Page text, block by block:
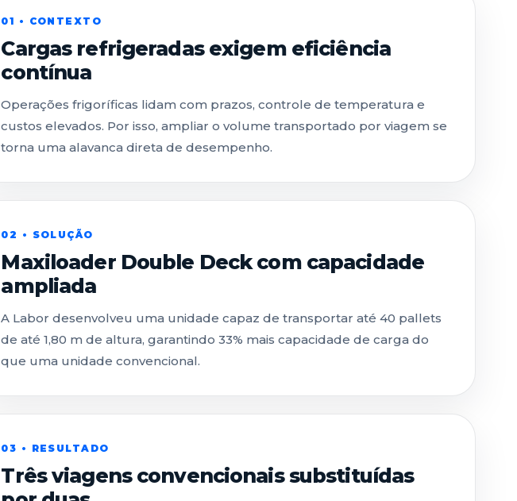
01 • CONTEXTO
Cargas refrigeradas exigem eficiência
contínua
Operações frigoríficas lidam com prazos, controle de temperatura e
custos elevados. Por isso, ampliar o volume transportado por viagem se
torna uma alavanca direta de desempenho.
02 • SOLUÇÃO
Maxiloader Double Deck com capacidade
ampliada
A Labor desenvolveu uma unidade capaz de transportar até 40 pallets
de até 1,80 m de altura, garantindo 33% mais capacidade de carga do
que uma unidade convencional.
03 • RESULTADO
Três viagens convencionais substituídas